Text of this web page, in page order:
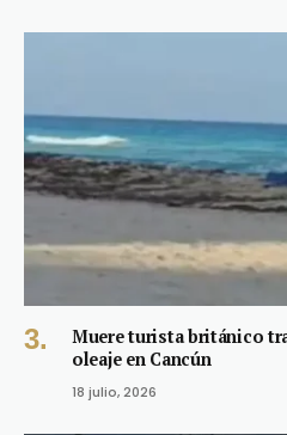
Muere turista británico
oleaje en Cancún
18 julio, 2026